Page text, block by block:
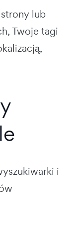
lub
Twoje tagi
i